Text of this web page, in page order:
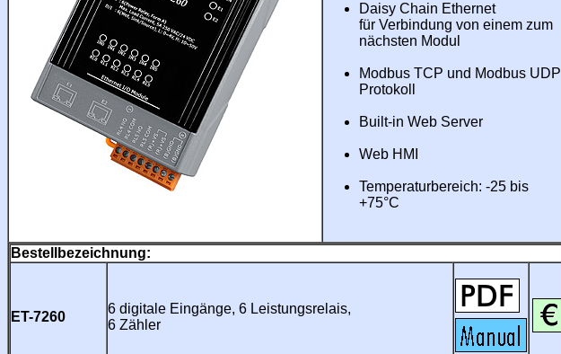
Daisy Chain Ethernet
für Verbindung von einem zum
nächsten Modul
Modbus TCP und Modbus UDP
Protokoll
Built-in Web Server
Web HMI
Temperaturbereich: -25 bis
+75°C
Bestellbezeichnung:
ET-7260
6 digitale Eingänge, 6 Leistungsrelais,
6 Zähler